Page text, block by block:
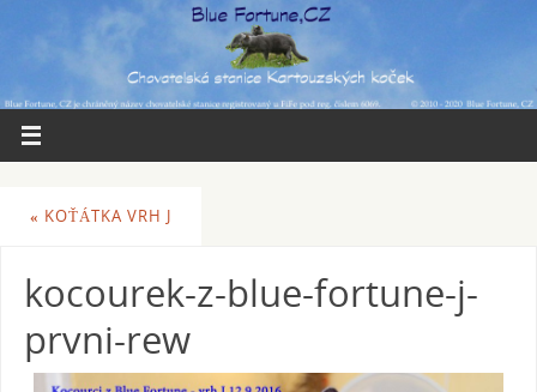
« KOŤÁTKA VRH J
kocourek-z-blue-fortune-j-
prvni-rew